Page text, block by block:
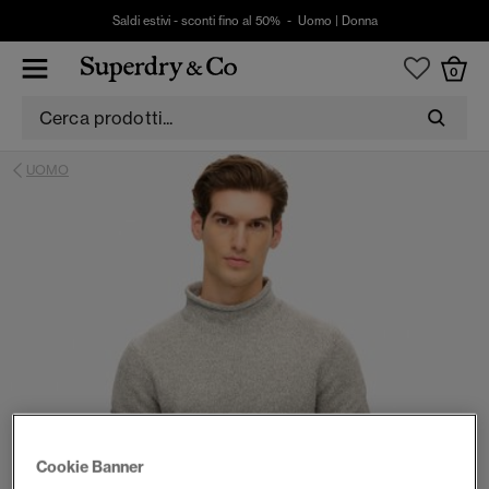
Saldi estivi - sconti fino al 50% - Uomo Donna
0
UOMO
Cookie Banner